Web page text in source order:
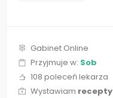
Gabinet Online
Przyjmuje w: Sob
108 poleceń lekarza
Wystawiam recepty